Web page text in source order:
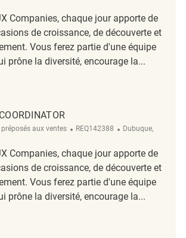
Companies, chaque jour apporte de
de croissance, de découverte et
Vous ferez partie d'une équipe
prône la diversité, encourage la...
End Coordinator REQ128290
aux ventes ReqId
REQ142388 Emplacement
Dubuque,
Companies, chaque jour apporte de
de croissance, de découverte et
Vous ferez partie d'une équipe
prône la diversité, encourage la...
End Coordinator REQ142388